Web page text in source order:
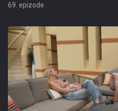
69. epizode